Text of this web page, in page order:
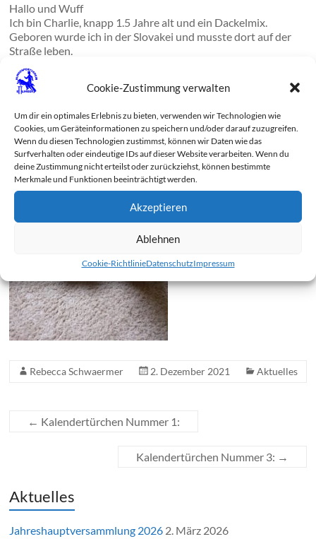
Cookie-Zustimmung verwalten
Um dir ein optimales Erlebnis zu bieten, verwenden wir Technologien wie
Cookies, um Geräteinformationen zu speichern und/oder darauf zuzugreifen.
Wenn du diesen Technologien zustimmst, können wir Daten wie das
Surfverhalten oder eindeutige IDs auf dieser Website verarbeiten. Wenn du
deine Zustimmung nicht erteilst oder zurückziehst, können bestimmte
Merkmale und Funktionen beeinträchtigt werden.
Akzeptieren
Ablehnen
Cookie-RichtlinieDatenschutzImpressum
Hallo und Wuff
Ich bin Charlie, knapp 1.5 Jahre alt und ein Dackelmix.
Geboren wurde ich in der Slovakei und musste dort auf der
Straße leben.
Dieses Jahr werde ich mein erstes Weihnachten mit meiner
Familie feiern.
Ich bin im Basiskurs und übe auch zuhause fleißig.
oder meine Kuscheltiere zu zerstören.
Rebecca Schwaermer 2. Dezember 2021 Aktuelles
← Kalendertürchen Nummer 1:
Kalendertürchen Nummer 3: →
Aktuelles
Jahreshauptversammlung 2026 2. März 2026